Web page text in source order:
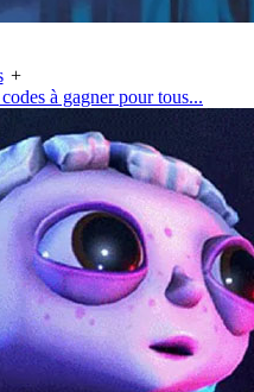
+
à gagner pour tous...